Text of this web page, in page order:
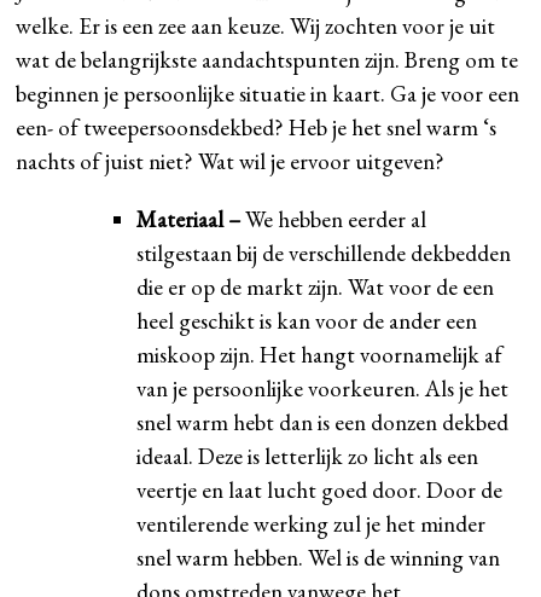
welke. Er is een zee aan keuze. Wij zochten voor je uit
wat de belangrijkste aandachtspunten zijn. Breng om te
beginnen je persoonlijke situatie in kaart. Ga je voor een
een- of tweepersoonsdekbed? Heb je het snel warm ‘s
nachts of juist niet? Wat wil je ervoor uitgeven?
Materiaal –We hebben eerder al
stilgestaan bij de verschillende dekbedden
die er op de markt zijn. Wat voor de een
heel geschikt is kan voor de ander een
miskoop zijn. Het hangt voornamelijk af
van je persoonlijke voorkeuren. Als je het
snel warm hebt dan is een donzen dekbed
ideaal. Deze is letterlijk zo licht als een
veertje en laat lucht goed door. Door de
ventilerende werking zul je het minder
snel warm hebben. Wel is de winning van